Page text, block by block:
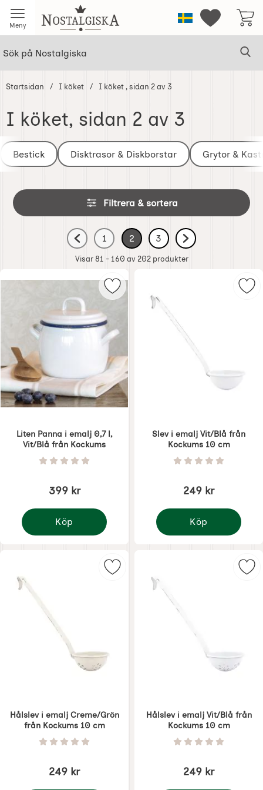
Meny Startsidan för NostalgiskaSverigeMina
Startsidan I köket I köket , sidan 2 av 3
I köket, sidan 2 av 3
Hoppa
produkter
Underkategorier
Bestick Disktrasor & Diskborstar Grytor &
Hoppa
över
filtersektionen
Filtrera & sortera
Filtrera & sortera
Gå till föregående sida, sidan 1 av 3
Gå till sidan
1
av 3
Nuvarande sida, sidan
2
av 3
Gå till sidan
3
av 3
Gå till nästa sida
Visar 81 - 160 av 202 produkter
produktlista
Liten Panna i emalj 0,7 l,
Vit/Blå från Kockums
Art. nr 5319 Betyg: 0 Stjärnor av 5
399 kr
Köp
Liten Panna i emalj 0,7 l, Vit/Blå från Kockums
Markera liten Panna i emalj 0,7 l,
Slev i emalj Vit/Blå från
Kockums 10 cm
Art. nr 5329 Betyg: 0 Stjärnor
249 kr
Köp
Slev i emalj Vit/Blå
Hålslev i emalj Creme/Grön
från Kockums 10 cm
Art. nr 5330 Betyg: 0 Stjärnor av 5
249 kr
Markera hålslev i emalj Creme/
Hålslev i emalj Vit/Blå från
Kockums 10 cm
Art. nr 5331 Betyg: 0 Stjärnor
249 kr